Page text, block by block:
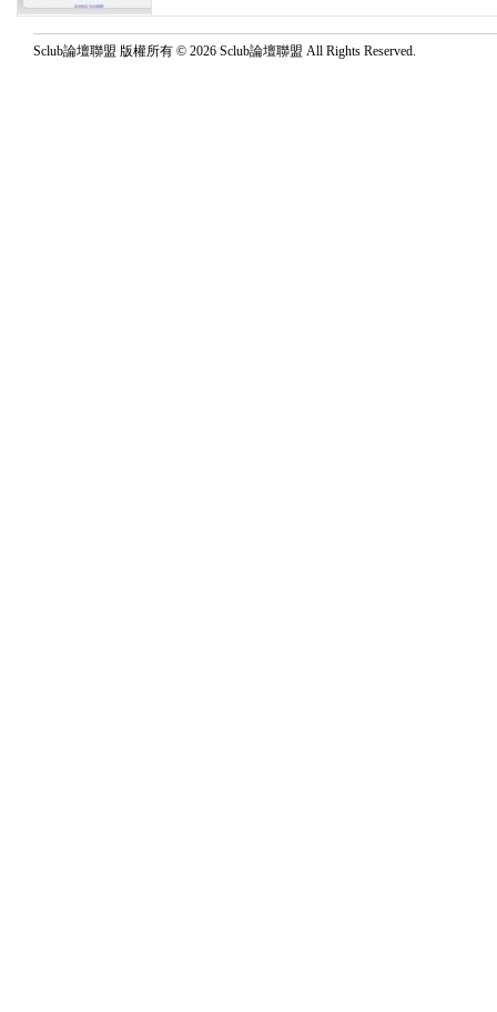
Sclub論壇聯盟 版權所有 © 2026 Sclub論壇聯盟 All Rights Reserved.